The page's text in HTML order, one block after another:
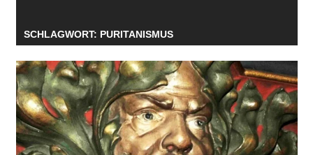
SCHLAGWORT: PURITANISMUS